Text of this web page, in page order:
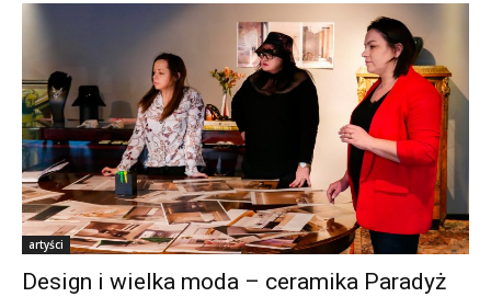
artyści
Design i wielka moda – ceramika Paradyż